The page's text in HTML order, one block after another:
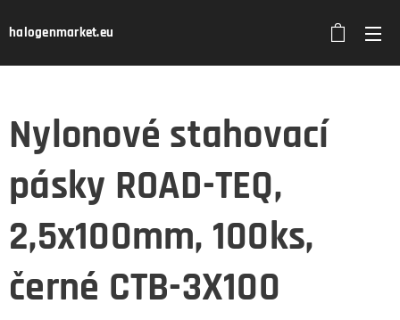
halogenmarket.eu
Nylonové stahovací
pásky ROAD-TEQ,
2,5x100mm, 100ks,
černé CTB-3X100